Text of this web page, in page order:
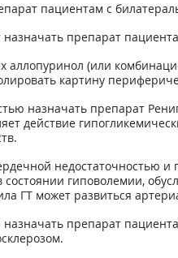
пациентам с
назначать препарат
(или
картину
назначать препарат
действие
недостаточностью
состоянии гиповолемии,
ГТ может развиться
назначать препарат